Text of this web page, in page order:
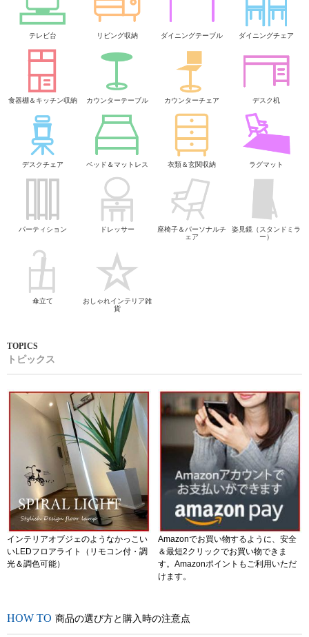
テレビ台 リビング収納 ダイニングテーブル ダイニングチェア
食器棚＆キッチン収納 カウンターテーブル カウンターチェア デスク机
デスクチェア ベッド＆マットレス 衣類＆玄関収納 ラグマット
パーティション ドレッサー
座椅子＆パーソナルチ
ェア
姿見鏡（スタンドミラ
ー）
傘立て
おしゃれインテリア雑
貨
トピックス
インテリアオブジェのようなかっこい
いLEDフロアライト（リモコン付・調
光＆調色可能）
Amazonでお買い物するように、安全
＆最短2クリックでお買い物できま
す。Amazonポイントもご利用いただ
けます。
商品の選び方と購入時の注意点